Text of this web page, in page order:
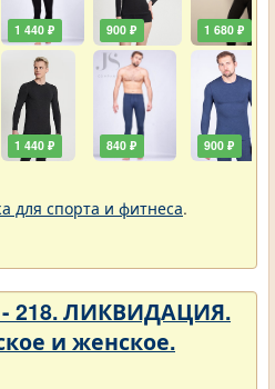
1 440 ₽
1 440 ₽
900 ₽
840 ₽
1 680 ₽
900 ₽
для спорта и фитнеса.
218. ЛИКВИДАЦИЯ.
и женское.